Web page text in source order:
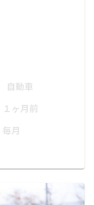
自動車
１ヶ月前
毎月